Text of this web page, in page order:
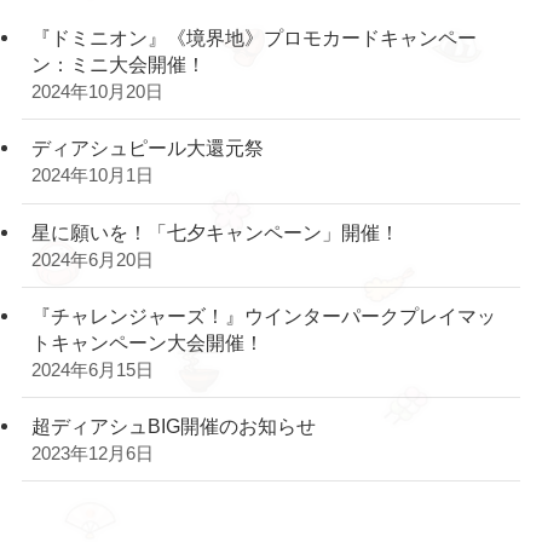
『ドミニオン』《境界地》プロモカードキャンペー
ン：ミニ大会開催！
2024年10月20日
ディアシュピール大還元祭
2024年10月1日
星に願いを！「七夕キャンペーン」開催！
2024年6月20日
『チャレンジャーズ！』ウインターパークプレイマッ
トキャンペーン大会開催！
2024年6月15日
超ディアシュBIG開催のお知らせ
2023年12月6日